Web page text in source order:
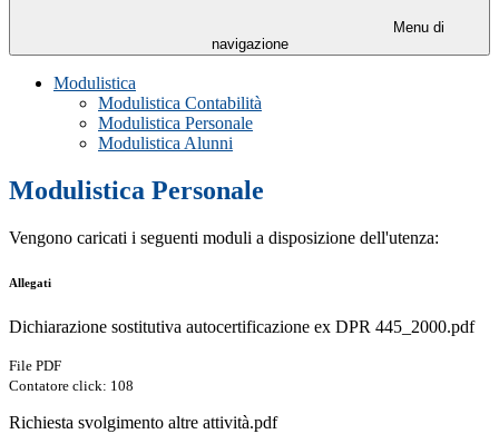
Menu di
navigazione
Modulistica
Modulistica Contabilità
Modulistica Personale
Modulistica Alunni
Modulistica Personale
Vengono caricati i seguenti moduli a disposizione dell'utenza:
Allegati
Dichiarazione sostitutiva autocertificazione ex DPR 445_2000.pdf
File PDF
Contatore click: 108
Richiesta svolgimento altre attività.pdf